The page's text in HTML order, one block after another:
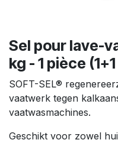
Sel pour lave-
kg - 1 pièce
SOFT-SEL®
vaatwerk tegen
vaatwasmachines.
Geschikt voor zowel